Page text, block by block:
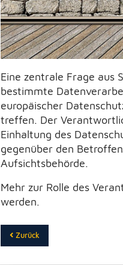
Eine zentrale Frage
bestimmte
europäischer
treffen. Der
Einhaltung des
gegenüber den
Aufsichtsbehörde.
Mehr zur Rolle des
werden.
Zurück